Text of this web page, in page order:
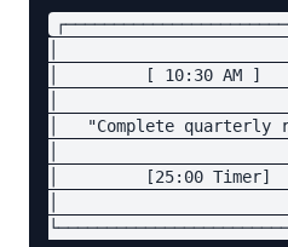
│         [ 10:30 AM ]
│   "Complete quarterly
│         [25:00